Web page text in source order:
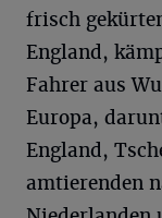
frisch
England,
Fahrer aus
Europa,
England,
amtierenden